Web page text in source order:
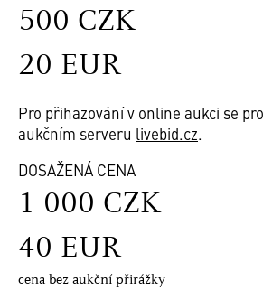
500 CZK
20 EUR
Pro přihazování v online aukci se
aukčním serveru livebid.cz.
DOSAŽENÁ CENA
1 000 CZK
40 EUR
cena bez aukční přirážky